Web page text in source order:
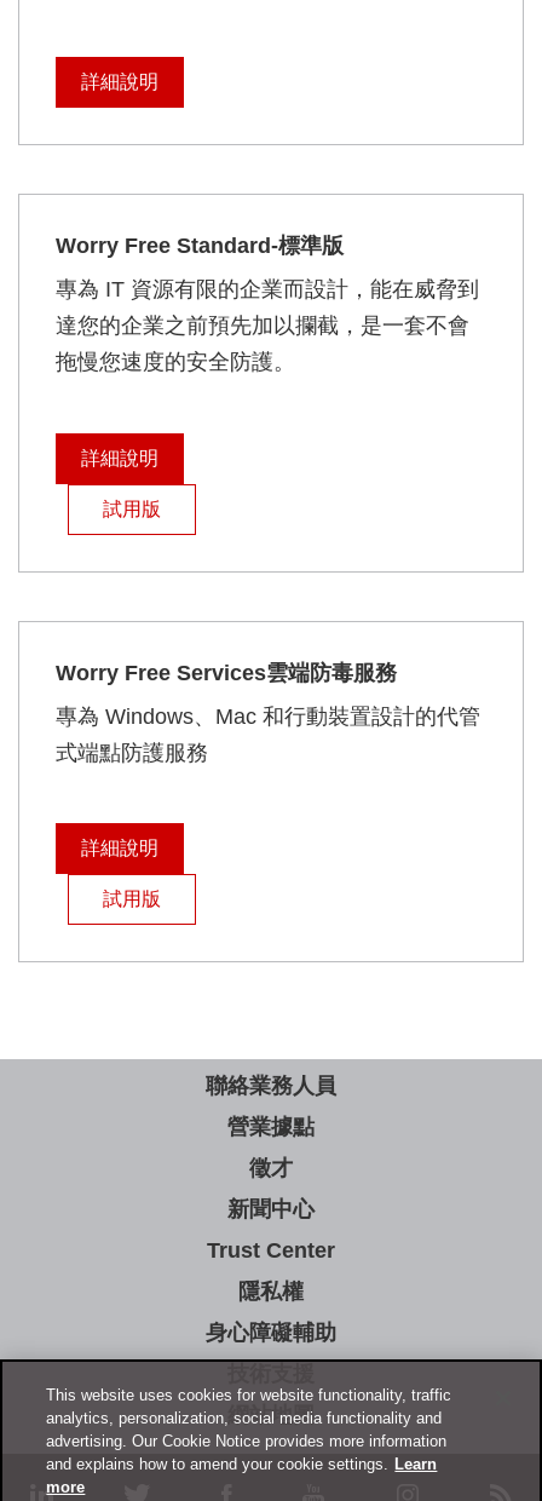
詳細說明
Worry Free Standard-標準版
專為 IT 資源有限的企業而設計，能在威脅到
達您的企業之前預先加以攔截，是一套不會
拖慢您速度的安全防護。
詳細說明
試用版
Worry Free Services雲端防毒服務
專為 Windows、Mac 和行動裝置設計的代管
式端點防護服務
詳細說明
試用版
聯絡業務人員
營業據點
徵才
新聞中心
Trust Center
隱私權
身心障礙輔助
網站地圖
linkedin
This website uses cookies for website functionality, traffic
analytics, personalization, social media functionality and
advertising. Our Cookie Notice provides more information
and explains how to amend your cookie settings. Learn
more